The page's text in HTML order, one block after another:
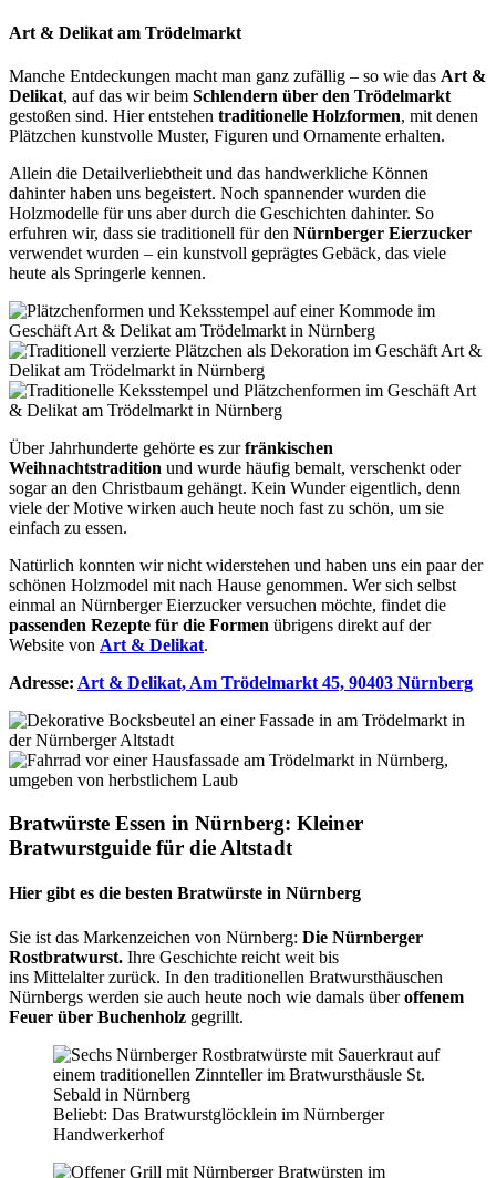
Art & Delikat am Trödelmarkt
Manche Entdeckungen macht man ganz zufällig – so wie das Art &
Delikat, auf das wir beim Schlendern über den Trödelmarkt
gestoßen sind. Hier entstehen traditionelle Holzformen, mit denen
Plätzchen kunstvolle Muster, Figuren und Ornamente erhalten.
Allein die Detailverliebtheit und das handwerkliche Können
dahinter haben uns begeistert. Noch spannender wurden die
Holzmodelle für uns aber durch die Geschichten dahinter. So
erfuhren wir, dass sie traditionell für den Nürnberger Eierzucker
verwendet wurden – ein kunstvoll geprägtes Gebäck, das viele
heute als Springerle kennen.
Über Jahrhunderte gehörte es zurfränkischen
Weihnachtstradition und wurde häufig bemalt, verschenkt oder
sogar an den Christbaum gehängt. Kein Wunder eigentlich, denn
viele der Motive wirken auch heute noch fast zu schön, um sie
einfach zu essen.
Natürlich konnten wir nicht widerstehen und haben uns ein paar der
schönen Holzmodel mit nach Hause genommen. Wer sich selbst
einmal an Nürnberger Eierzucker versuchen möchte, findet die
passenden Rezepte für die Formen übrigens direkt auf der
Website von Art & Delikat.
Adresse: Art & Delikat, Am Trödelmarkt 45, 90403 Nürnberg
Bratwürste Essen in Nürnberg: Kleiner
Bratwurstguide für die Altstadt
Hier gibt es die besten Bratwürste in Nürnberg
Sie ist das Markenzeichen von Nürnberg: Die Nürnberger
Rostbratwurst. Ihre Geschichte reicht weit bis
ins Mittelalter zurück. In den traditionellen Bratwursthäuschen
Nürnbergs werden sie auch heute noch wie damals über offenem
Feuer über Buchenholz gegrillt.
Beliebt: Das Bratwurstglöcklein im Nürnberger
Handwerkerhof